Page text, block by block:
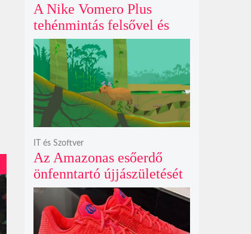
A Nike Vomero Plus
tehénmintás felsővel és
vitorlavászon póniló
Swoosh-sal legelészik a
reflektorfényben
Az Amazonas esőerdő
önfenntartó újjászületését
szimuláló Polyzonia friss
szemléletet hoz az
ökológiai játékok világába
IT és Szoftver